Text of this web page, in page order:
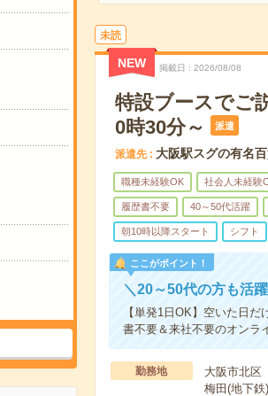
未読
NEW 掲載日 2026/08/08
特設ブースでご
0時30分～
派遣
派遣先 大阪駅スグの有名
職種未経験OK 社会人未経験
履歴書不要 40～50代活躍
朝10時以降スタート シフト
ここがポイント！
＼20～50代の方も活
【単発1日OK】空いた日
書不要＆来社不要のオンラ
勤務地
大阪市北区
梅田(地下